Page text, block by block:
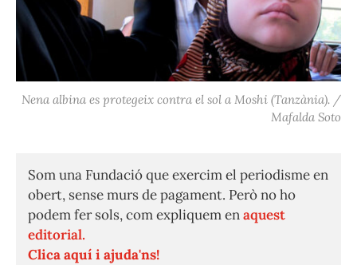
Nena albina es protegeix contra el sol a Moshi (Tanzània). /
Mafalda Soto
Som una Fundació que exercim el periodisme en
obert, sense murs de pagament. Però no ho
podem fer sols, com expliquem enaquest
editorial.
Clica aquí i ajuda'ns!